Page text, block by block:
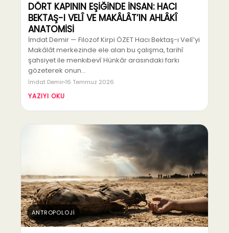
DÖRT KAPININ EŞİĞİNDE İNSAN: HACI
BEKTAŞ-I VELÎ VE MAKÂLÂT’IN AHLÂKÎ
ANATOMİSİ
İmdat Demir — Filozof Kirpi ÖZET Hacı Bektaş-ı Velî’yi
Makâlât merkezinde ele alan bu çalışma, tarihî
şahsiyet ile menkıbevî Hünkâr arasındaki farkı
gözeterek onun…
İmdat Demir 16 Temmuz 2026
YAZIYI OKU
ANTROPOLOJİ